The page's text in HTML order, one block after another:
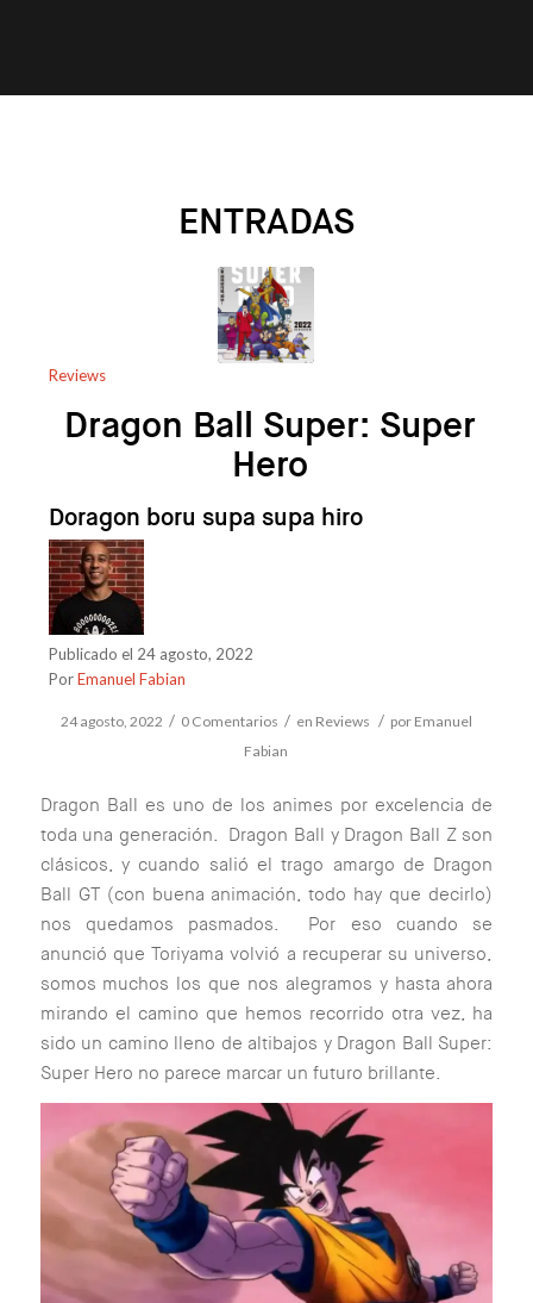
ENTRADAS
Reviews
Dragon Ball Super: Super
Hero
Doragon boru supa supa hiro
Publicado el 24 agosto, 2022
PorEmanuel Fabian
24 agosto, 2022 / 0 Comentarios / en Reviews / por Emanuel
Fabian
Dragon Ball es uno de los animes por excelencia de
toda una generación. Dragon Ball y Dragon Ball Z son
clásicos, y cuando salió el trago amargo de Dragon
Ball GT (con buena animación, todo hay que decirlo)
nos quedamos pasmados. Por eso cuando se
anunció que Toriyama volvió a recuperar su universo,
somos muchos los que nos alegramos y hasta ahora
mirando el camino que hemos recorrido otra vez, ha
sido un camino lleno de altibajos y Dragon Ball Super:
Super Hero no parece marcar un futuro brillante.